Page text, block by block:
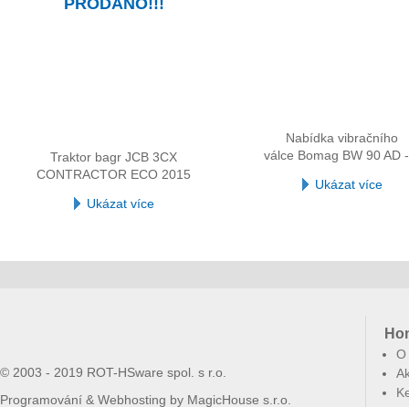
PRODÁNO!!!
Traktor bagr JCB 3CX
CONTRACTOR ECO 2015
Ukázat více
Nabídka vibračního
válce Bomag BW 90 AD
Ukázat více
© 2003 - 2019 ROT-HSware spol. s r.o.
Programování & Webhosting by MagicHouse s.r.o.
O